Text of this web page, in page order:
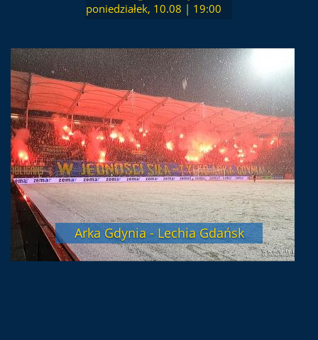
poniedziałek, 10.08 | 19:00
Arka Gdynia - Lechia Gdańsk